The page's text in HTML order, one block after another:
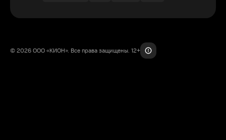
© 2026 ООО «КИОН». Все права защищены. 12+